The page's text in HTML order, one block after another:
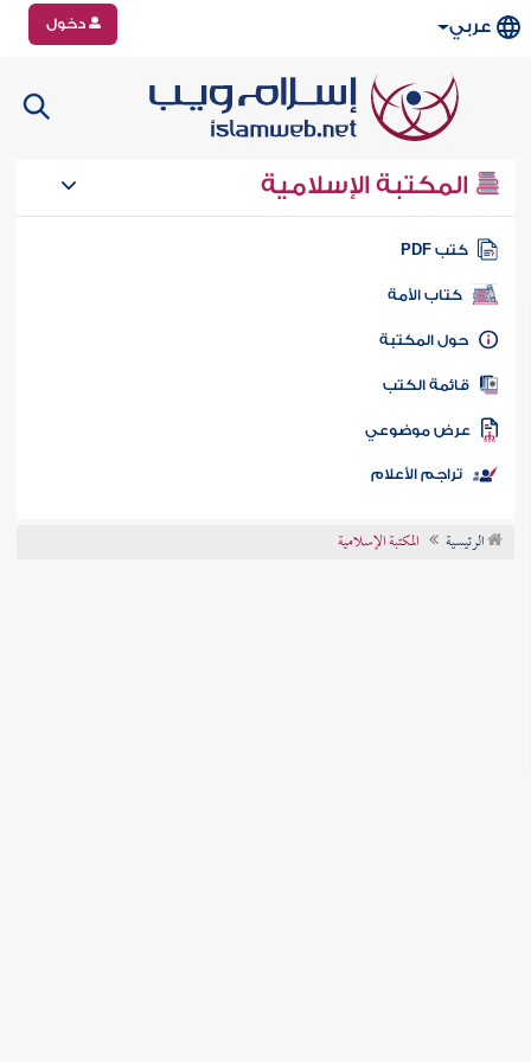
عربي دخول
المكتبة الإسلامية
كتب PDF
كتاب الأمة
المكتبة
الكتب
موضوعي
تراجم الأعلام
الرئيسية المكتبة الإسلامية